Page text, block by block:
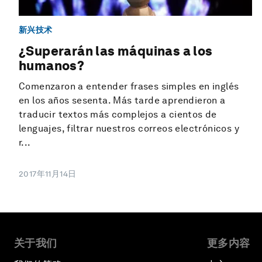
新兴技术
¿Superarán las máquinas a los
humanos?
Comenzaron a entender frases simples en inglés
en los años sesenta. Más tarde aprendieron a
traducir textos más complejos a cientos de
lenguajes, filtrar nuestros correos electrónicos y
r...
2017年11月14日
关于我们 更多内容